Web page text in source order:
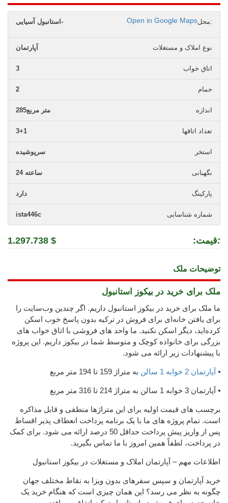
محل: استانبول آسیایی- Open in Google Maps
نوع املاک و مستغلات آپارتمان
اتاق خواب 3
حمام 2
اندازه 285متر مربع
تعداد اتاقها 3+1
استخر سرپوشیده
نگهبانی 24 ساعته
پارکینگ دارد
شماره شناسایی ista446c
:قیمت:
1.297.738 $
توضیحات ملک
ملک برای خرید در بیکوز استانبول
ما ملک برای خرید در بیکوز استانبول داریم. اگر چندین وب‌سایت را
برای یافتن خانه‌ای برای فروش در ترکیه بدون پاسخ خوب اسکن
کرده‌اید، دیگر اسکن نکنید. ما واحد های فروشی با اتاق خواب های
بزرگی برای خانواده کوچک و متوسط ​​شما در بیکوز داریم. این پروژه
با پیشنهادات زیر ارائه می شود.
⦁ آپارتمان 2 خوابه 1 سالن به متراژ 159 تا 194 متر مربع
⦁ آپارتمان 3 خوابه 1 سالن به متراژ 214 تا 316 متر مربع
برچسب های قیمت اولیه برای این متراژها منطقی و قابل مذاکره
است. تمام پروژه های ما با یک برنامه پرداخت انعطاف پذیر اقساط
پس از واریز پیش پرداخت حداقل 50 درصد ارائه می شود. برای کمک
در پرداخت، لطفاً همین امروز با ما تماس بگیرید.
اطلاعات مهم – آپارتمان املاک و مستغلات در بیکوز استانبول
خرید آپارتمان و سپس سفرهای بدون ویزا به نقاط مختلف جهان
چگونه به نظر می رسد؟ این همان چیزی است که هنگام خرید یک